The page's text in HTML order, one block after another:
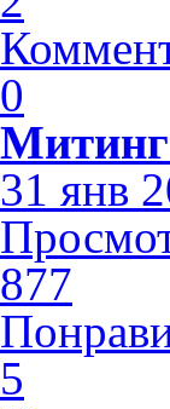
0
Митинг
31 янв
877
5